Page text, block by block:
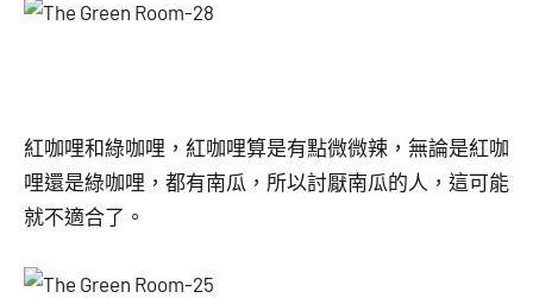
紅咖哩和綠咖哩，紅咖哩算是有點微微辣，無論是紅咖
哩還是綠咖哩，都有南瓜，所以討厭南瓜的人，這可能
就不適合了。